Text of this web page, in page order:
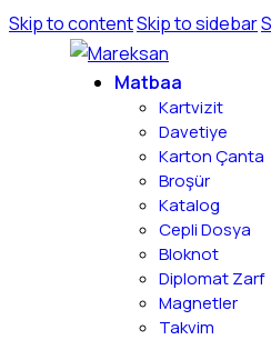
Skip to contentSkip to sidebar
Matbaa
Kartvizit
Davetiye
Karton Çanta
Broşür
Katalog
Cepli Dosya
Bloknot
Diplomat Zarf
Magnetler
Takvim